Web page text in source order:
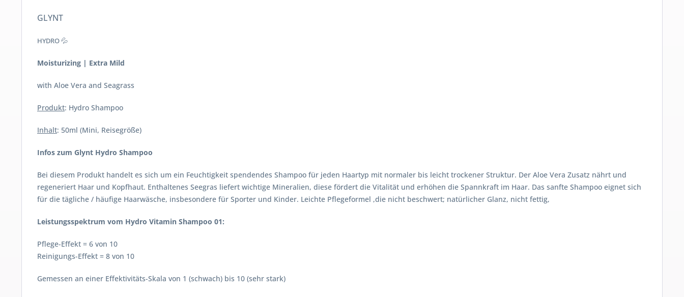
GLYNT
HYDRO 💦
Moisturizing | Extra Mild
with Aloe Vera and Seagrass
Produkt: Hydro Shampoo
Inhalt: 50ml (Mini, Reisegröße)
Infos zum Glynt Hydro Shampoo
Bei diesem Produkt handelt es sich um ein Feuchtigkeit spendendes Shampoo für jeden Haartyp mit normaler bis leicht trockener Struktur. Der Aloe Vera Zusatz nährt und
regeneriert Haar und Kopfhaut. Enthaltenes Seegras liefert wichtige Mineralien, diese fördert die Vitalität und erhöhen die Spannkraft im Haar. Das sanfte Shampoo eignet sich
für die tägliche / häufige Haarwäsche, insbesondere für Sporter und Kinder. Leichte Pflegeformel ,die nicht beschwert; natürlicher Glanz, nicht fettig,
Leistungsspektrum vom Hydro Vitamin Shampoo 01:
Pflege-Effekt = 6 von 10
Reinigungs-Effekt = 8 von 10
Gemessen an einer Effektivitäts-Skala von 1 (schwach) bis 10 (sehr stark)